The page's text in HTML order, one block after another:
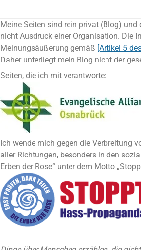
Meine Seiten sind rein privat (Blog)
nicht Ausdruck einer Organisation. Die
Meinungsäußerung gemäß [Artikel 5
Daher unterliegt mein Blog nicht der
Seiten, die ich mit verantworte:
Ich wende mich gegen die Verbreitung
aller Richtungen, besonders in den
Erben der Rose“ unter dem Motto